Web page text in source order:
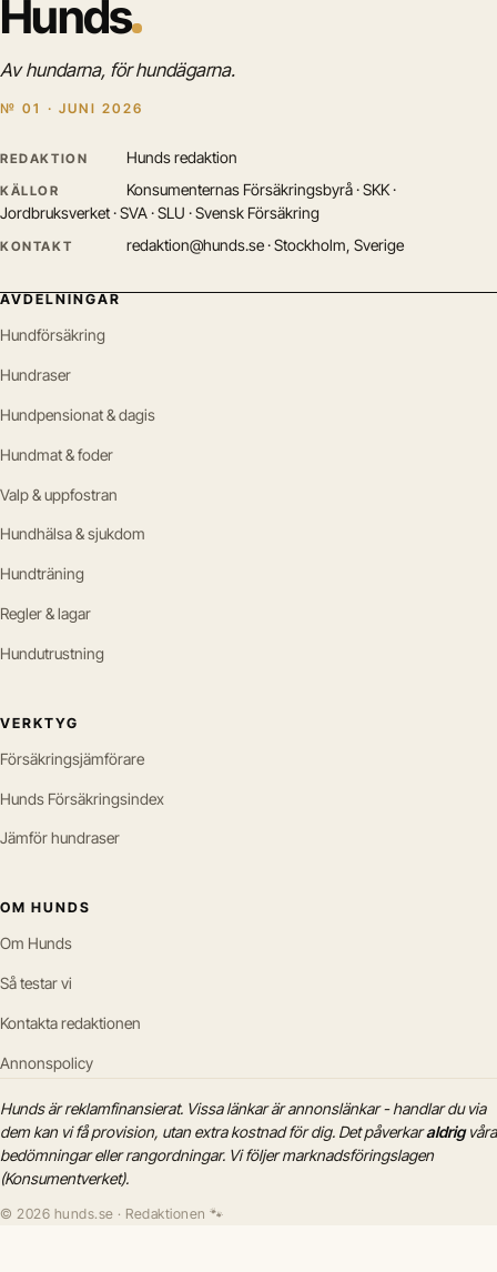
Hunds
Av hundarna, för hundägarna.
№ 01 · JUNI 2026
REDAKTION Hunds redaktion
KÄLLOR
Konsumenternas Försäkringsbyrå · SKK ·
Jordbruksverket · SVA · SLU · Svensk Försäkring
KONTAKT redaktion@hunds.se · Stockholm, Sverige
AVDELNINGAR
Hundförsäkring
Hundraser
Hundpensionat & dagis
Hundmat & foder
Valp & uppfostran
Hundhälsa & sjukdom
Hundträning
Regler & lagar
Hundutrustning
VERKTYG
Försäkringsjämförare
Hunds Försäkringsindex
Jämför hundraser
OM HUNDS
Om Hunds
Så testar vi
Kontakta redaktionen
Annonspolicy
Hunds är reklamfinansierat. Vissa länkar är annonslänkar - handlar du via
dem kan vi få provision, utan extra kostnad för dig. Det påverkaraldrigvåra
bedömningar eller rangordningar. Vi följer marknadsföringslagen
(Konsumentverket).
© 2026 hunds.se · Redaktionen 🐾